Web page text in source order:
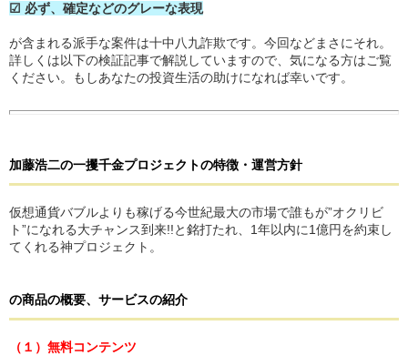
☑ 必ず、確定などのグレーな表現
が含まれる派手な案件は十中八九詐欺です。今回などまさにそれ。
詳しくは以下の検証記事で解説していますので、気になる方はご覧
ください。もしあなたの投資生活の助けになれば幸いです。
加藤浩二の一攫千金プロジェクトの特徴・運営方針
仮想通貨バブルよりも稼げる今世紀最大の市場で誰もが”オクリビ
ト”になれる大チャンス到来!!と銘打たれ、1年以内に1億円を約束し
てくれる神プロジェクト。
の商品の概要、サービスの紹介
（１）無料コンテンツ